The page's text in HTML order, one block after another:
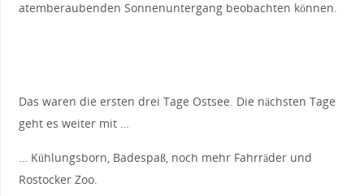
atemberaubenden Sonnenuntergang beobachten können.
Das waren die ersten drei Tage Ostsee. Die nächsten Tage
geht es weiter mit …
… Kühlungsborn, Badespaß, noch mehr Fahrräder und
Rostocker Zoo.